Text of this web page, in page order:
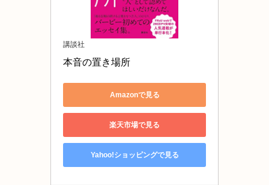
講談社
本音の置き場所
Amazonで見る
楽天市場で見る
Yahoo!ショッピングで見る